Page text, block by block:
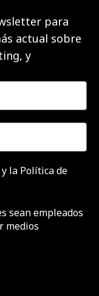
para
actual sobre
y
la Política de
sean empleados
medios